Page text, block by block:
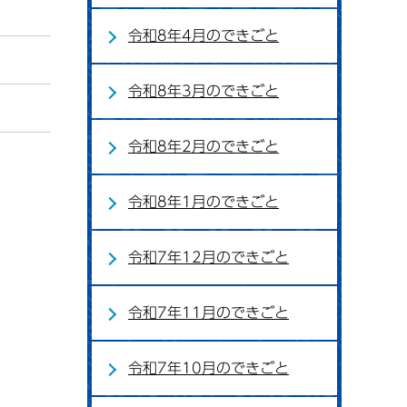
令和8年4月のできごと
令和8年3月のできごと
令和8年2月のできごと
令和8年1月のできごと
令和7年12月のできごと
令和7年11月のできごと
令和7年10月のできごと